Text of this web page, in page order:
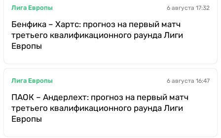
Лига Европы 6 августа 17:32
Бенфика – Хартс: прогноз на первый матч
третьего квалификационного раунда Лиги
Европы
Лига Европы 6 августа 16:47
ПАОК – Андерлехт: прогноз на первый матч
третьего квалификационного раунда Лиги
Европы